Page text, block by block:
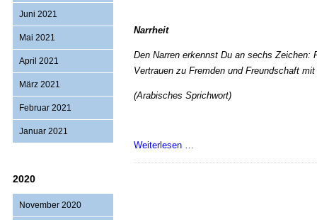
Juni 2021
Mai 2021
April 2021
März 2021
Februar 2021
Januar 2021
2020
November 2020
Narrheit
Den Narren erkennst Du an sechs Zeichen:
Vertrauen zu Fremden und Freundschaft
(Arabisches Sprichwort)
Weiterlesen …
auf